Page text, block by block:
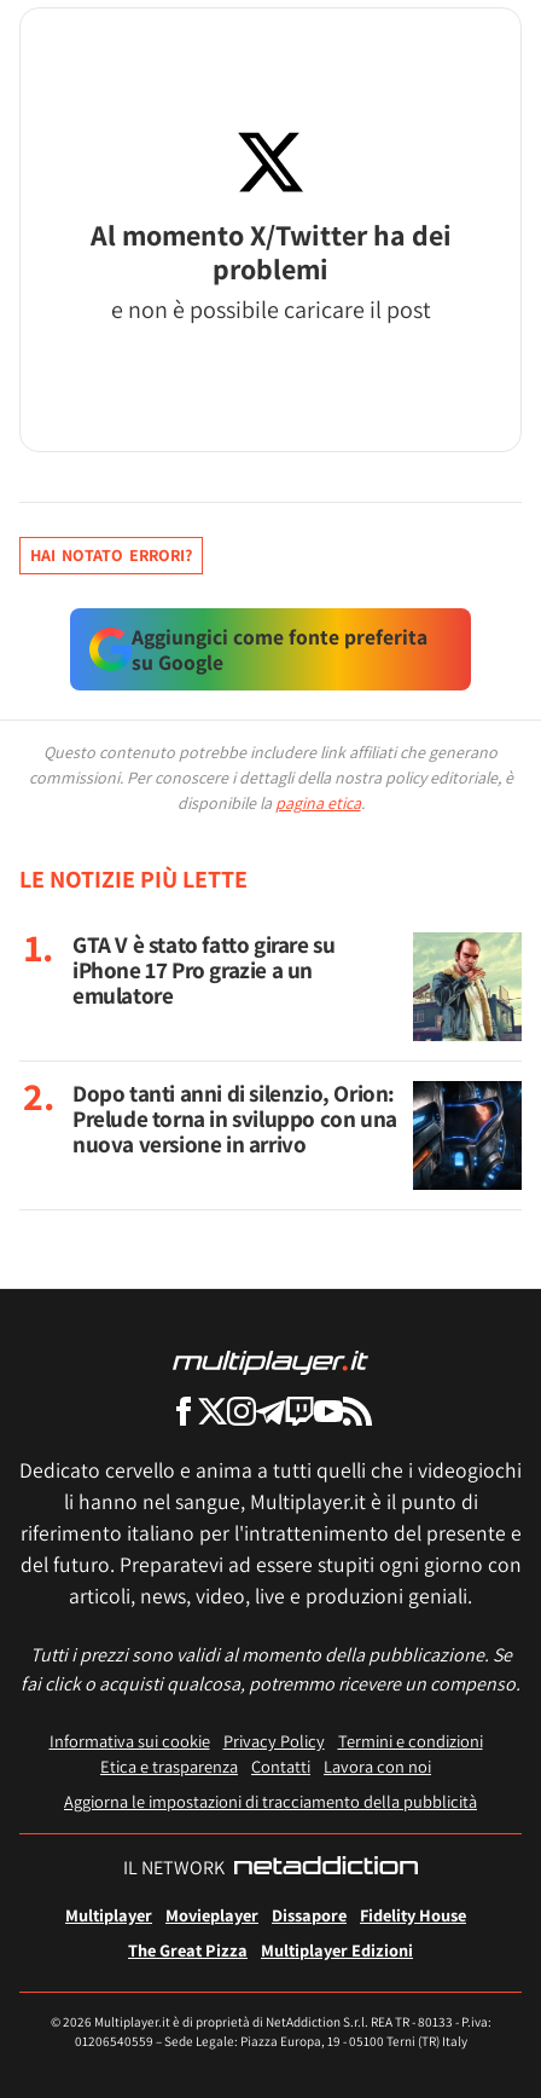
Al momento X/Twitter ha dei
problemi
e non è possibile caricare il post
HAI NOTATO ERRORI?
Aggiungici come fonte preferita
su Google
Questo contenuto potrebbe includere link affiliati che generano
commissioni. Per conoscere i dettagli della nostra policy editoriale, è
disponibile la pagina etica.
LE NOTIZIE PIÙ LETTE
GTA V è stato fatto girare su
iPhone 17 Pro grazie a un
emulatore
Dopo tanti anni di silenzio, Orion:
Prelude torna in sviluppo con una
nuova versione in arrivo
Dedicato cervello e anima a tutti quelli che i videogiochi
li hanno nel sangue, Multiplayer.it è il punto di
riferimento italiano per l'intrattenimento del presente e
del futuro. Preparatevi ad essere stupiti ogni giorno con
articoli, news, video, live e produzioni geniali.
Tutti i prezzi sono validi al momento della pubblicazione. Se
fai click o acquisti qualcosa, potremmo ricevere un compenso.
Informativa sui cookie Privacy Policy
Termini e condizioni
Etica e trasparenza Contatti
Lavora con noi
Aggiorna le impostazioni di tracciamento della pubblicità
IL NETWORK
Multiplayer Movieplayer Dissapore
Fidelity House
The Great Pizza
Multiplayer Edizioni
© 2026 Multiplayer.it è di proprietà di NetAddiction S.r.l. REA TR - 80133 - P.iva:
01206540559 – Sede Legale: Piazza Europa, 19 - 05100 Terni (TR) Italy